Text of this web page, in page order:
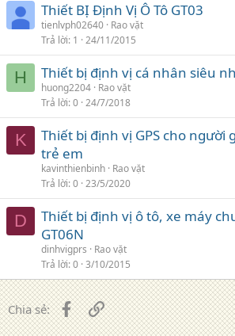
Thiết BỊ Định Vị Ô Tô GT03
tienlvph02640 Rao vặt
Trả lời 1 24/11/2015
H Thiết bị định vị cá nhân siêu
huong2204 Rao vặt
Trả lời 0 24/7/2018
K
Thiết bị định vị GPS cho người
trẻ em
kavinthienbinh Rao vặt
Trả lời 0 23/5/2020
D
Thiết bị định vị ô tô, xe máy
GT06N
dinhvigprs
Rao vặt
Trả lời 0 3/10/2015
Chia sẻ: FacebookLiên kết